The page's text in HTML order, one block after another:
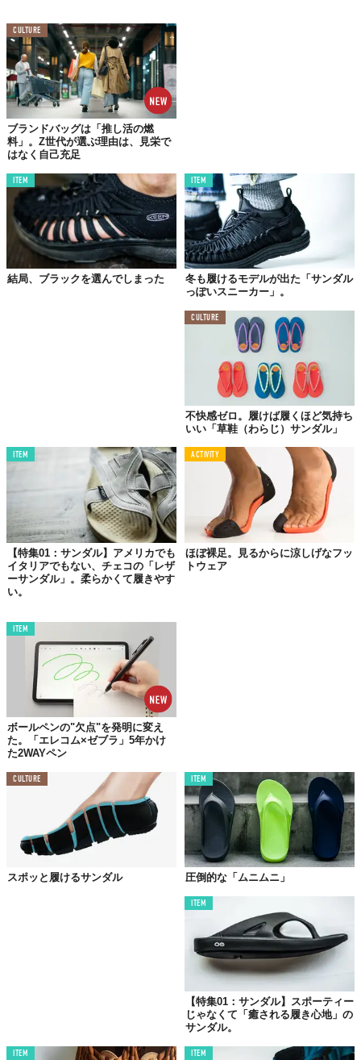
CULTURE
ブランドバッグは「推し活の燃
料」。Z世代が選ぶ理由は、見栄で
はなく自己充足
ITEM
結局、ブラックを選んでしまった
ITEM
冬も履けるモデルが出た「サンダル
っぽいスニーカー」。
CULTURE
不快感ゼロ。履けば履くほど気持ち
いい「草鞋（わらじ）サンダル」
ITEM
【特集01：サンダル】アメリカでも
イタリアでもない、チェコの「レザ
ーサンダル」。柔らかくて履きやす
い。
ACTIVITY
ほぼ裸足。見るからに涼しげなフッ
トウェア
ITEM
ボールペンの"欠点"を発明に変え
た。「エレコム×ゼブラ」5年かけ
た2WAYペン
CULTURE
スポッと履けるサンダル
ITEM
圧倒的な「ムニムニ」
ITEM
【特集01：サンダル】スポーティー
じゃなくて「癒される履き心地」の
サンダル。
ITEM ITEM